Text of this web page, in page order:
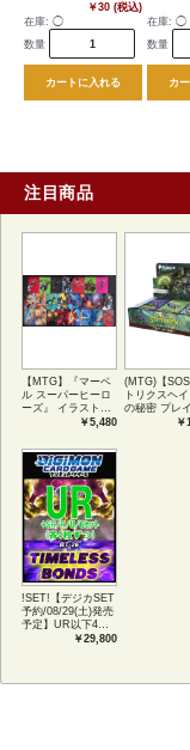
￥30 (税込)
在庫: ◯
数量
カートに入れる
在庫: ◯
数量
カ
注目商品
【MTG】『マーベ
ル スーパーヒーロ
ーズ』 イラストコ
レクション 54種コ
アートカード(JPN)
￥5,480
(MTG)【
トリクスヘ
の秘密 プレ
ースター
￥
!SET!【デジカSET
予約/08/29(土)発売
予定】UR以下4コ
ンセット 【BT-￥29,800